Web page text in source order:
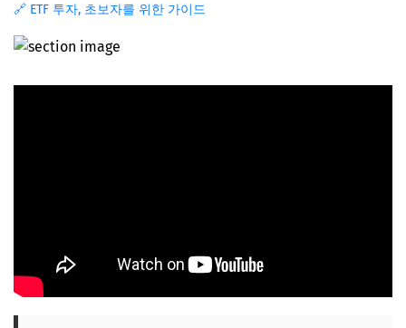
🔗 ETF 투자, 초보자를 위한 가이드